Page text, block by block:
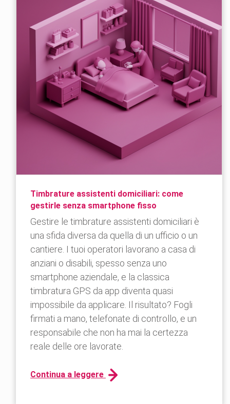
Timbrature assistenti domiciliari: come
gestirle senza smartphone fisso
Gestire le timbrature assistenti domiciliari è
una sfida diversa da quella di un ufficio o un
cantiere. I tuoi operatori lavorano a casa di
anziani o disabili, spesso senza uno
smartphone aziendale, e la classica
timbratura GPS da app diventa quasi
impossibile da applicare. Il risultato? Fogli
firmati a mano, telefonate di controllo, e un
responsabile che non ha mai la certezza
reale delle ore lavorate.
Continua a leggere